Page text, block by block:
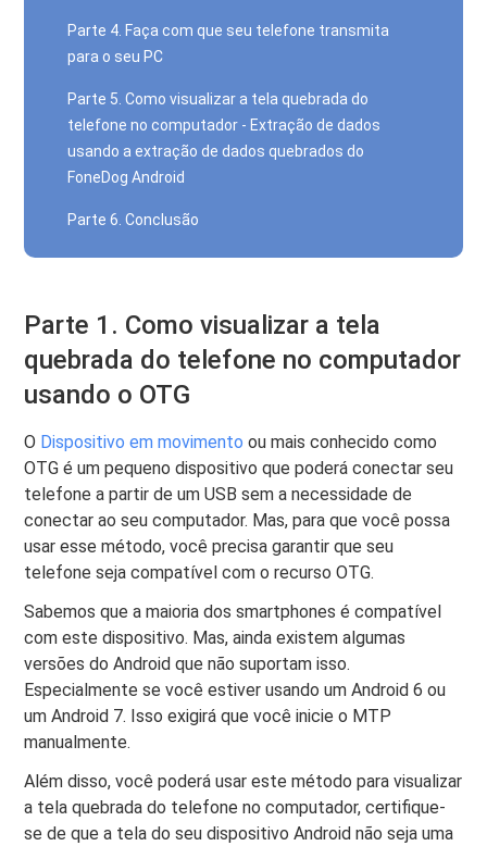
Parte 4. Faça com que seu telefone transmita
para o seu PC
Parte 5. Como visualizar a tela quebrada do
telefone no computador - Extração de dados
usando a extração de dados quebrados do
FoneDog Android
Parte 6. Conclusão
Parte 1. Como visualizar a tela
quebrada do telefone no computador
usando o OTG
O Dispositivo em movimento ou mais conhecido como
OTG é um pequeno dispositivo que poderá conectar seu
telefone a partir de um USB sem a necessidade de
conectar ao seu computador. Mas, para que você possa
usar esse método, você precisa garantir que seu
telefone seja compatível com o recurso OTG.
Sabemos que a maioria dos smartphones é compatível
com este dispositivo. Mas, ainda existem algumas
versões do Android que não suportam isso.
Especialmente se você estiver usando um Android 6 ou
um Android 7. Isso exigirá que você inicie o MTP
manualmente.
Além disso, você poderá usar este método para visualizar
a tela quebrada do telefone no computador, certifique-
se de que a tela do seu dispositivo Android não seja uma